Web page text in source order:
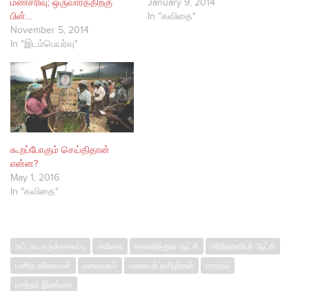
மண்சரிவு; ஒருவாரத்திற்கு
பின்…
November 5, 2014
In "இடம்பெயர்வு"
January 9, 2014
In "கவிதை"
கூறப்போகும் செய்திதான்
என்ன?
May 1, 2016
In "கவிதை"
கட்டாய கருக்கலைப்பு கவிதை காலனித்துவ ஆட்சி
பிரித்தானியர் ஆட்சி
மனித உரிமைகள்
மலையகம் மலையத் தமிழர்கள்
மாற்றம்
மாற்றம் இலங்கை